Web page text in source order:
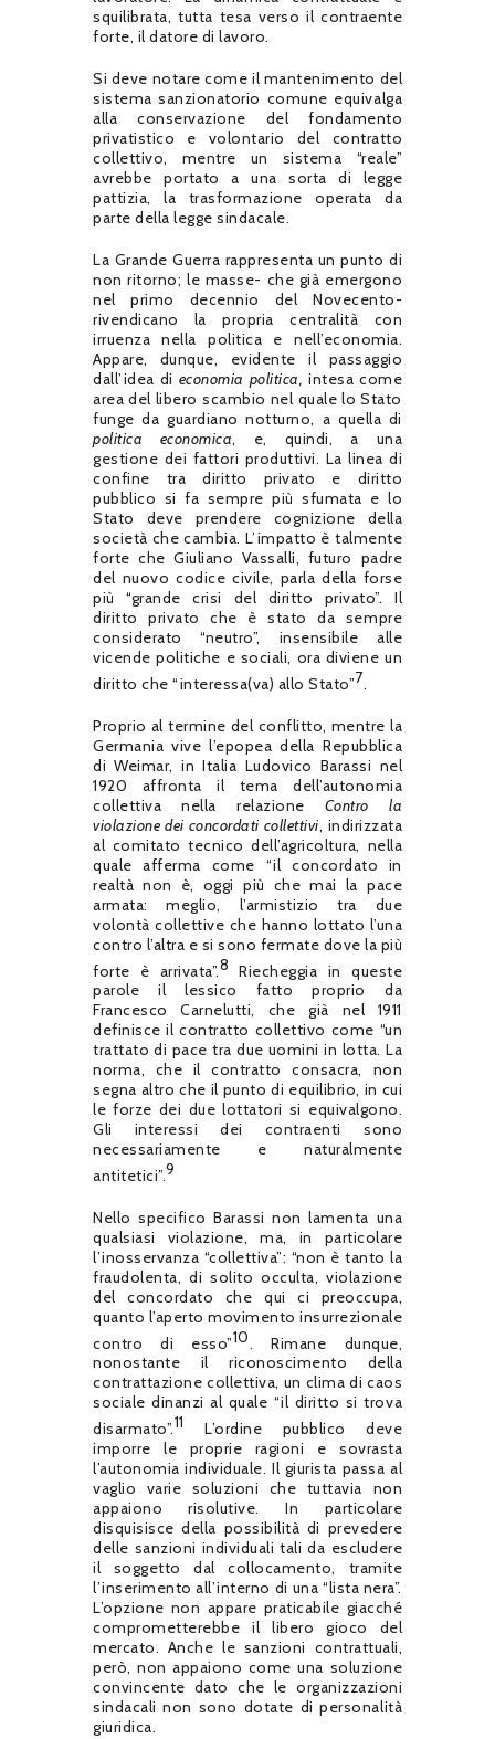
squilibrata, tutta tesa verso il contraente
forte, il datore di lavoro.
Si deve notare come il mantenimento del
sistema sanzionatorio comune equivalga
alla conservazione del fondamento
privatistico e volontario del contratto
collettivo, mentre un sistema “reale”
avrebbe portato a una sorta di legge
pattizia, la trasformazione operata da
parte della legge sindacale.
La Grande Guerra rappresenta un punto di
non ritorno; le masse- che già emergono
nel primo decennio del Novecento-
rivendicano la propria centralità con
irruenza nella politica e nell’economia.
Appare, dunque, evidente il passaggio
dall’idea di economia politica, intesa come
area del libero scambio nel quale lo Stato
funge da guardiano notturno, a quella di
politica economica, e, quindi, a una
gestione dei fattori produttivi. La linea di
confine tra diritto privato e diritto
pubblico si fa sempre più sfumata e lo
Stato deve prendere cognizione della
società che cambia. L’impatto è talmente
forte che Giuliano Vassalli, futuro padre
del nuovo codice civile, parla della forse
più “grande crisi del diritto privato”. Il
diritto privato che è stato da sempre
considerato “neutro”, insensibile alle
vicende politiche e sociali, ora diviene un
diritto che “interessa(va) allo Stato”7.
Proprio al termine del conflitto, mentre la
Germania vive l’epopea della Repubblica
di Weimar, in Italia Ludovico Barassi nel
1920 affronta il tema dell’autonomia
collettiva nella relazione Contro la
violazione dei concordati collettivi, indirizzata
al comitato tecnico dell’agricoltura, nella
quale afferma come “il concordato in
realtà non è, oggi più che mai la pace
armata: meglio, l’armistizio tra due
volontà collettive che hanno lottato l’una
contro l’altra e si sono fermate dove la più
forte è arrivata”.8 Riecheggia in queste
parole il lessico fatto proprio da
Francesco Carnelutti, che già nel 1911
definisce il contratto collettivo come “un
trattato di pace tra due uomini in lotta. La
norma, che il contratto consacra, non
segna altro che il punto di equilibrio, in cui
le forze dei due lottatori si equivalgono.
Gli interessi dei contraenti sono
necessariamente e naturalmente
antitetici”.9
Nello specifico Barassi non lamenta una
qualsiasi violazione, ma, in particolare
l’inosservanza “collettiva”: “non è tanto la
fraudolenta, di solito occulta, violazione
del concordato che qui ci preoccupa,
quanto l’aperto movimento insurrezionale
contro di esso”10. Rimane dunque,
nonostante il riconoscimento della
contrattazione collettiva, un clima di caos
sociale dinanzi al quale “il diritto si trova
disarmato”.11 L’ordine pubblico deve
imporre le proprie ragioni e sovrasta
l’autonomia individuale. Il giurista passa al
vaglio varie soluzioni che tuttavia non
appaiono risolutive. In particolare
disquisisce della possibilità di prevedere
delle sanzioni individuali tali da escludere
il soggetto dal collocamento, tramite
l’inserimento all’interno di una “lista nera”.
L’opzione non appare praticabile giacché
comprometterebbe il libero gioco del
mercato. Anche le sanzioni contrattuali,
però, non appaiono come una soluzione
convincente dato che le organizzazioni
sindacali non sono dotate di personalità
giuridica.